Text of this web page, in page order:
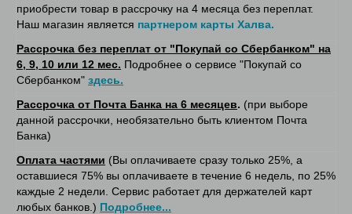
приобрести товар в рассрочку на 4 месяца без переплат.
Наш магазин является партнером карты Халва.
Рассрочка без переплат от "Покупай со Сбербанком" на
6, 9, 10 или 12 мес. Подробнее о сервисе "Покупай со
Сбербанком" здесь.
Рассрочка от Почта Банка на 6 месяцев. (при выборе
данной рассрочки, необязательно быть клиентом Почта
Банка)
Оплата частями (Вы оплачиваете сразу только 25%, а
оставшиеся 75% вы оплачиваете в течение 6 недель, по 25%
каждые 2 недели. Сервис работает для держателей карт
любых банков.) Подробнее...